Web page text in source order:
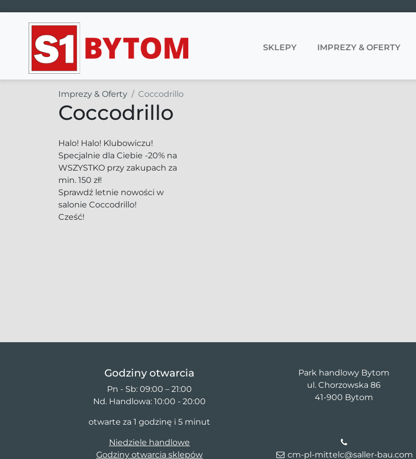
Main Navigation SKLEPY IMPREZY & OFERTY
Imprezy & Oferty Coccodrillo
Coccodrillo
Halo! Halo! Klubowiczu!
Specjalnie dla Ciebie -20% na
WSZYSTKO przy zakupach za
min. 150 zł!
Sprawdź letnie nowości w
salonie Coccodrillo!
Cześć!
Godziny otwarcia
Pn - Sb: 09:00 – 21:00
Nd. Handlowa: 10:00 - 20:00
otwarte za 1 godzinę i 5 minut
Niedziele handlowe
Godziny otwarcia sklepów
Park handlowy Bytom
ul. Chorzowska 86
41-900 Bytom
cm-pl-mittelc@saller-bau.com